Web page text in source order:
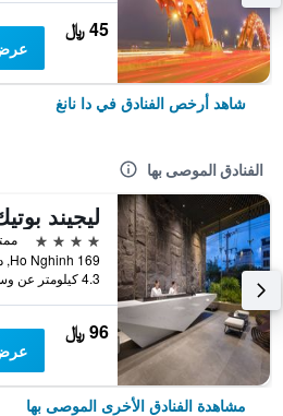
45 ﷼
شاهد أرخص الفنادق في دا نانغ
الفنادق الموصى بها
4 نجوم
169 Ho Nghinh, دا نانغ, فيتنام
4.3 كيلومتر عن وسط المدينة
96 ﷼
مشاهدة الفنادق الأخرى الموصى بها